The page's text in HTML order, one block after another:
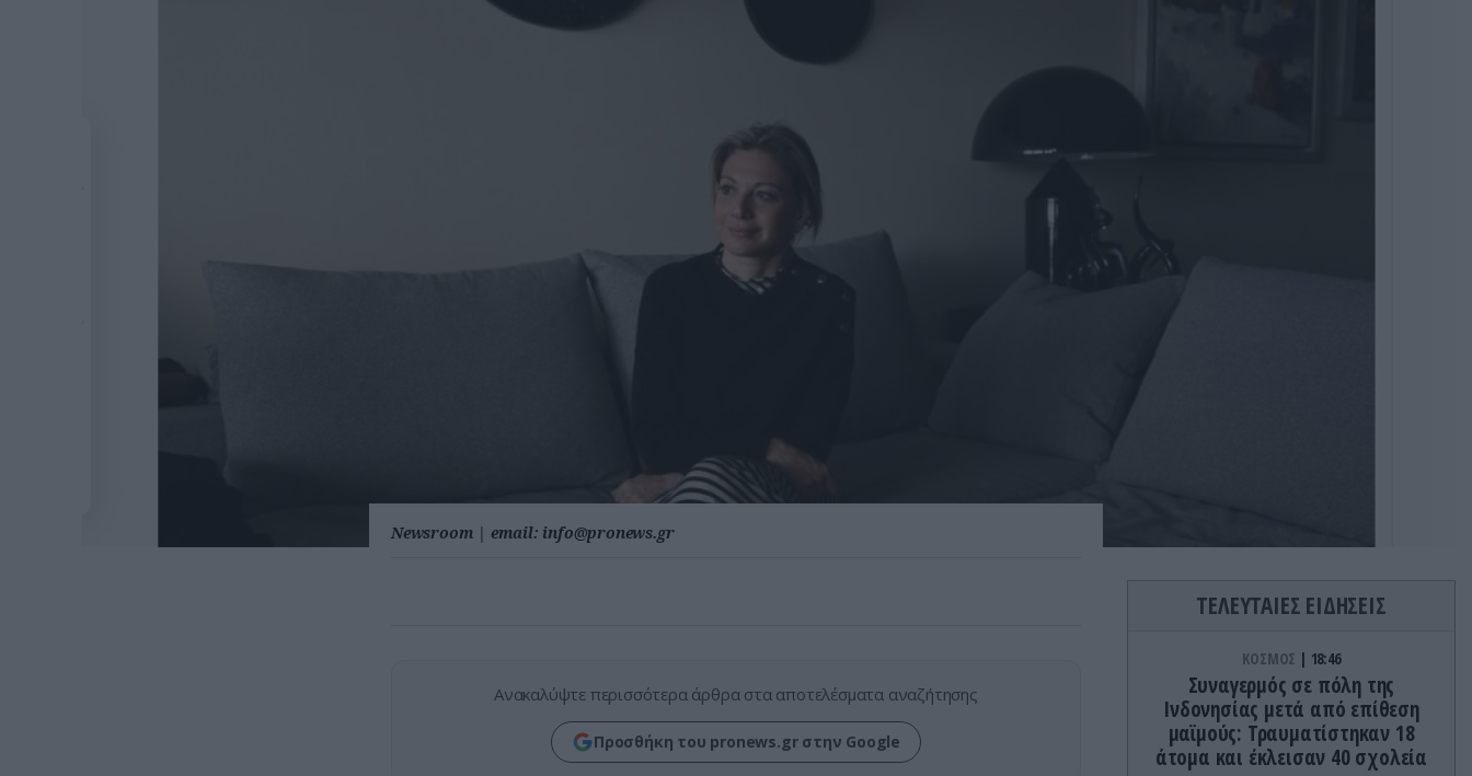
Newsroom | email: info@pronews.gr
Ανακαλύψτε περισσότερα άρθρα στα αποτελέσματα αναζήτησης
Προσθήκη του pronews.gr στην Google
ΤΕΛΕΥΤΑΙΕΣ ΕΙΔΗΣΕΙΣ
ΚΟΣΜΟΣ 18:46
Συναγερμός σε πόλη της
Ινδονησίας μετά από επίθεση
μαϊμούς: Τραυματίστηκαν 18
άτομα και έκλεισαν 40 σχολεία